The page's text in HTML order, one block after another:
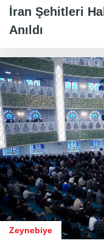
İran Şehitleri
Anıldı
Zeynebiye